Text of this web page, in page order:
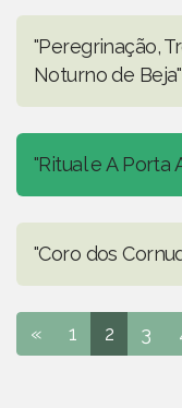
"Peregrinação,
Noturno de
"Ritual e A Porta
"Coro dos
« 1 2 3